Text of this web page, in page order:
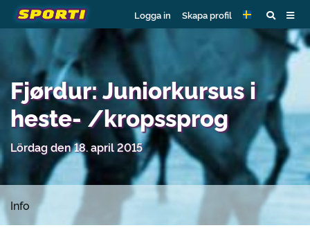
Logga in Skapa profil
Fjørdur: Juniorkursus i
heste- /kropssprog
Lördag den 18. april 2015
Info